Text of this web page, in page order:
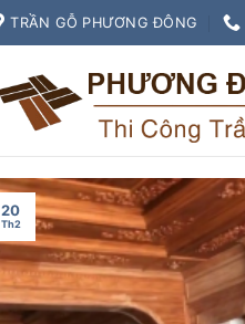
TRẦN GỖ PHƯƠNG ĐÔNG
20
Th2